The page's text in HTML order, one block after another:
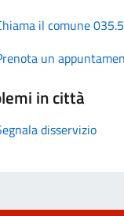
il comune
un
in città
disservizio